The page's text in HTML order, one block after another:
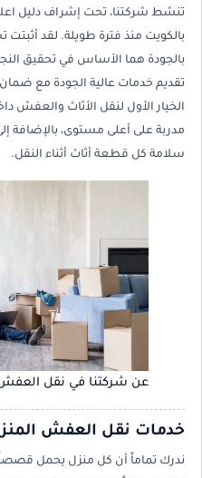
تنشط شركتنا، تحت إشراف دليل
بالكويت منذ فترة طويلة. لقد أثبتت
بالجودة هما الأساس في تحقيق
تقديم خدمات عالية الجودة مع ضمان
الخيار الأول لنقل الأثاث والعفش
مدربة على أعلى مستوى، بالإضافة
سلامة كل قطعة أثاث أثناء النقل.
عن شركتنا في نقل
خدمات نقل العفش
ندرك تماماً أن كل منزل يحمل